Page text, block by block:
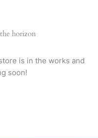
horizon
is in the works and
soon!